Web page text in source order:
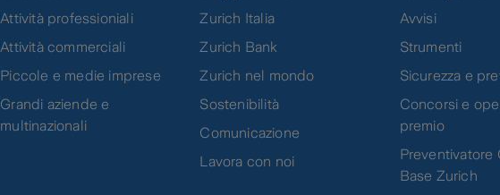
Attività professioniali
Attività commerciali
Piccole e medie imprese
Grandi aziende e
multinazionali
Zurich Italia
Zurich Bank
Zurich nel mondo
Sostenibilità
Comunicazione
Lavora con noi
Avvisi
Strumenti
Sicurezza e
Concorsi e
premio
Preventivatore
Base Zurich